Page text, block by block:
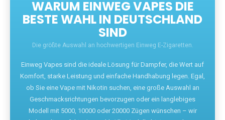
WARUM EINWEG VAPES DIE
BESTE WAHL IN DEUTSCHLAND
SIND
Die größte Auswahl an hochwertigen Einweg E-Zigaretten.
Einweg Vapes sind die ideale Lösung für Dampfer, die Wert auf
Komfort, starke Leistung und einfache Handhabung legen. Egal,
ob Sie eine Vape mit Nikotin suchen, eine große Auswahl an
Geschmacksrichtungen bevorzugen oder ein langlebiges
Modell mit 5000, 10000 oder 20000 Zügen wünschen – wir